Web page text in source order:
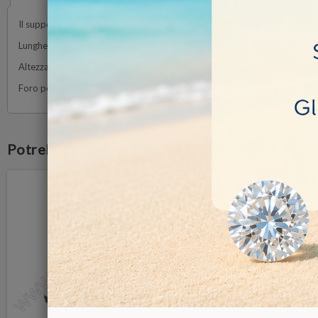
Il supporto ideale per i diamanti, i rubini e gli zaffiri. In acciaio
Lunghezza: 120mm
Altezza : 30mm
Foro per l'attacco al microscopio : Ø 6mm
Potrebbe anche piacerti